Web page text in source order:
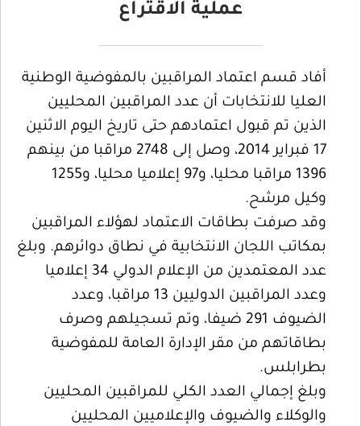
عملية الاقتراع
أفاد قسم اعتماد المراقبين بالمفوضية الوطنية
العليا للانتخابات أن عدد المراقبين المحليين
الذين تم قبول اعتمادهم حتى تاريخ اليوم الاثنين
17 فبراير 2014، وصل إلى 2748 مراقبا من بينهم
1396 مراقبا محليا، و97 إعلاميا محليا، و1255
وكيل مرشح.
وقد صرفت بطاقات الاعتماد لهؤلاء المراقبين
بمكاتب اللجان الانتخابية في نطاق دوائرهم. وبلغ
عدد المعتمدين من الإعلام الدولي 34 إعلاميا
وعدد المراقبين الدوليين 13 مراقبا، وعدد
الضيوف 291 ضيفا، وتم تسجيلهم وصرف
بطاقاتهم من مقر الإدارة العامة للمفوضية
بطرابلس.
وبلغ إجمالي العدد الكلي للمراقبين المحليين
والوكلاء والضيوف والإعلاميين المحليين